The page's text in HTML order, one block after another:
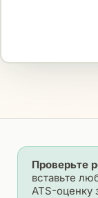
Проверьте
вставьте
ATS-оценку